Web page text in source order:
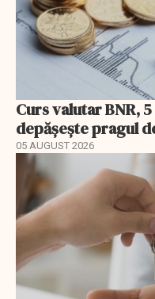
Curs valutar BNR,
depășește pragul
05 AUGUST 2026